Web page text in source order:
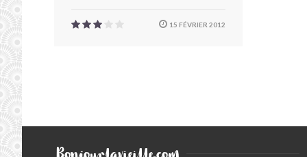
15 FÉVRIER 2012